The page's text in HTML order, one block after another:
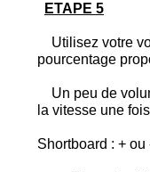
ETAPE 5
Utilisez votre
pourcentage
Un peu de
la vitesse une
Shortboard : +